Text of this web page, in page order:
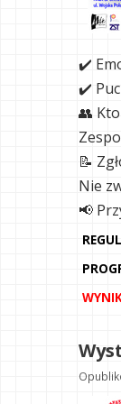
✔️
✔️
👥
📝
Nie
📢